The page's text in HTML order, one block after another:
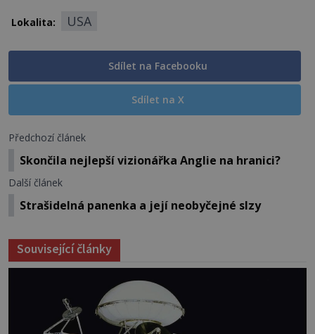
Lokalita: USA
Sdílet na Facebooku
Sdílet na X
Předchozí článek
Skončila nejlepší vizionářka Anglie na hranici?
Další článek
Strašidelná panenka a její neobyčejné slzy
Související články